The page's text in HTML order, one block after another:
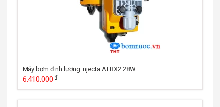
Máy bơm định lượng Injecta AT.BX2 28W
6.410.000